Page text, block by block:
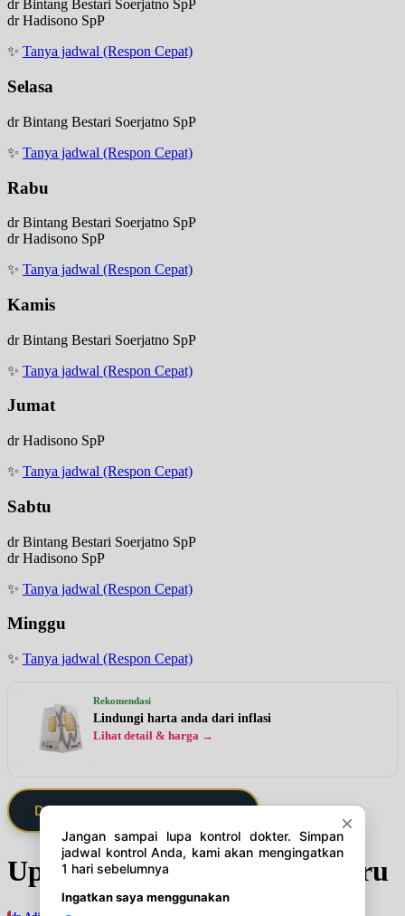
dr Bintang Bestari Soerjatno SpP
dr Hadisono SpP
✨ Tanya jadwal (Respon Cepat)
Selasa
dr Bintang Bestari Soerjatno SpP
✨ Tanya jadwal (Respon Cepat)
Rabu
dr Bintang Bestari Soerjatno SpP
dr Hadisono SpP
✨ Tanya jadwal (Respon Cepat)
Kamis
dr Bintang Bestari Soerjatno SpP
✨ Tanya jadwal (Respon Cepat)
Jumat
dr Hadisono SpP
✨ Tanya jadwal (Respon Cepat)
Sabtu
dr Bintang Bestari Soerjatno SpP
dr Hadisono SpP
✨ Tanya jadwal (Respon Cepat)
Minggu
✨ Tanya jadwal (Respon Cepat)
Rekomendasi
Lindungi harta anda dari inflasi
Lihat detail & harga →
Daftarkan Saya via Member VIP
Update Jadwal Dokter terbaru